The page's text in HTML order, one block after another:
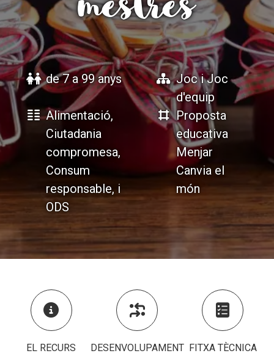
de 7 a 99 anys
Joc i Joc
d'equip
Alimentació,
Ciutadania
compromesa,
Consum
responsable, i
ODS
Proposta
educativa
Menjar
Canvia el
món

EL RECURS

DESENVOLUPAMENT

FITXA TÈCNICA
ACCIÓ SOCIAL I JOVES
ESPLAIS
SUPORT TERCER SECTOR
CONEIX FUNDESPLAI
La Fundació
L'equip
ACCIÓ SOCIAL I JOVES
ESPLAIS
SUPORT TERCER SECTOR
CONEIX FUNDESPLAI
La Fundació
L'equip